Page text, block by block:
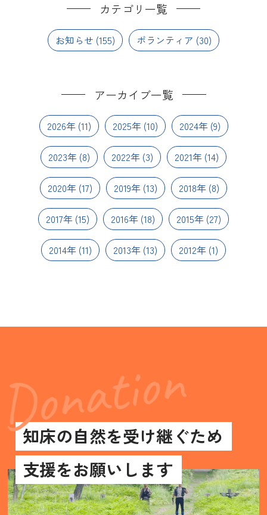
カテゴリ一覧
お知らせ (155) ボランティア (30)
アーカイブ一覧
2026年(11) 2025年(10) 2024年(9)
2023年 (8) 2022年 (3) 2021年 (14)
2020年 (17) 2019年 (13) 2018年 (8)
2017年 (15) 2016年 (18) 2015年 (27)
2014年 (11) 2013年 (13) 2012年 (1)
知床の自然を受け継ぐため
支援をお願いします